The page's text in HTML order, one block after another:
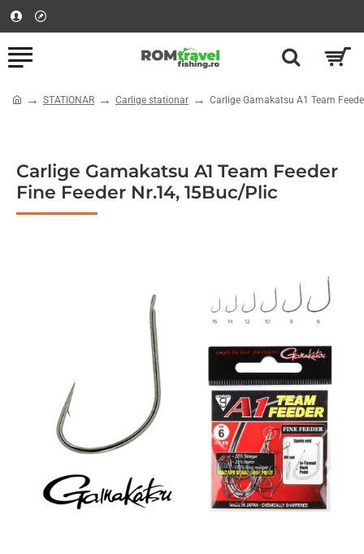
Carlige Gamakatsu A1 Team Feeder
Fine Feeder Nr.14, 15Buc/Plic
STATIONAR Carlige stationar Carlige Gamakatsu A1 Team